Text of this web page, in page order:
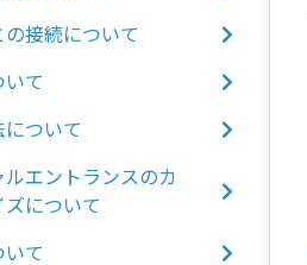
の接続について
いて
について
ルエントランスのカ
ズについて
いて